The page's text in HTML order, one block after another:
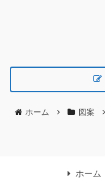
ホーム 図案
ホーム